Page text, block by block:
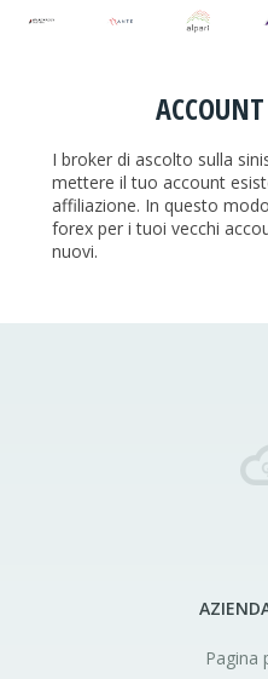
I broker di ascolto sulla
mettere il tuo account
affiliazione. In questo
forex per i tuoi vecchi
nuovi.
Pagina